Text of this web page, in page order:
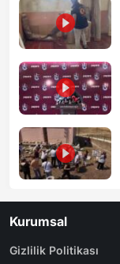
Kurumsal
Gizlilik Politikası